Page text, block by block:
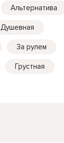
Альтернатива
Душевная
За рулем
Грустная